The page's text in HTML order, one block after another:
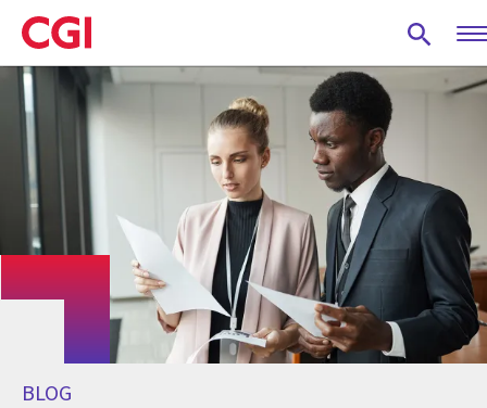
Skip
to
main
content
BLOG